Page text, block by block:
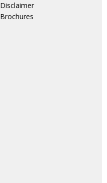
Disclaimer
Brochures